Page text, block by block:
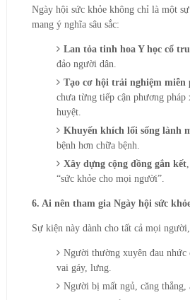
Ngày hội sức khỏe không chỉ là một
mang ý nghĩa sâu sắc:
Lan tỏa tinh hoa Y học cổ
đảo người dân.
Tạo cơ hội trải nghiệm miễn
chưa từng tiếp cận phương pháp
huyệt.
Khuyến khích lối sống lành
bệnh hơn chữa bệnh.
Xây dựng cộng đồng gắn kết
“sức khỏe cho mọi người”.
6. Ai nên tham gia Ngày hội sức
Sự kiện này dành cho tất cả mọi
Người thường xuyên đau nhức
vai gáy, lưng.
Người bị mất ngủ, căng thẳng,